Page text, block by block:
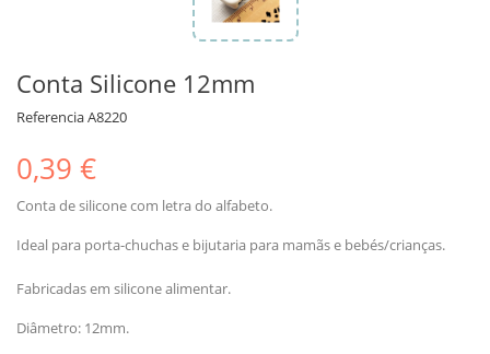
Conta Silicone 12mm
ReferenciaA8220
0,39 €
Conta de silicone com letra do alfabeto.
Ideal para porta-chuchas e bijutaria para mamãs e bebés/crianças.
Fabricadas em silicone alimentar.
Diâmetro: 12mm.